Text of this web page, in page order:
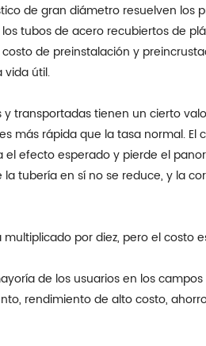
de gran diámetro resuelven los
tubos de acero recubiertos de
de preinstalación y
vida útil.
transportadas tienen un cierto
más rápida que la tasa normal. El
efecto esperado y pierde el
tubería en sí no se reduce, y la
por diez, pero el costo
de los usuarios en los
rendimiento de alto costo,